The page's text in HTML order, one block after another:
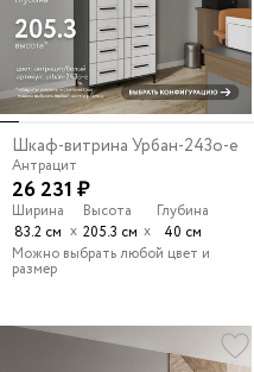
Шкаф-витрина Урбан-243o-e
Антрацит
26 231 ₽
Ширина
83.2 см х
Высота
205.3 см х
Глубина
40 см
Можно выбрать любой цвет и
размер